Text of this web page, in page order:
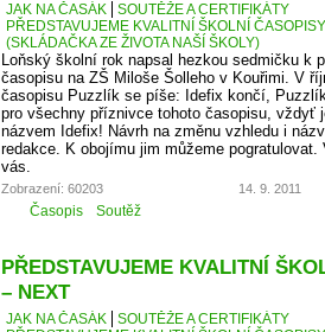
JAK NA ČASÁK
SOUTĚŽE A CERTIFIKÁTY
PŘEDSTAVUJEME KVALITNÍ ŠKOLNÍ
(SKLÁDAČKA ZE ŽIVOTA NAŠÍ ŠKOLY)
Loňský školní rok napsal hezkou sedmičku k
časopisu na ZŠ Miloše Šolleho v Kouřimi. V
časopisu Puzzlík se píše: Idefix končí,
pro všechny příznivce tohoto časopisu, vždyť
názvem Idefix! Návrh na změnu vzhledu i
redakce. K obojímu jim můžeme
vás.
Zobrazení: 60203 14. 9. 2011
Časopis Soutěž
PŘEDSTAVUJEME KVALITNÍ
– NEXT
JAK NA ČASÁK
SOUTĚŽE A CERTIFIKÁTY